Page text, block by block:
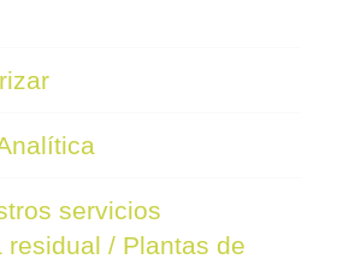
servicios
residual / Plantas de